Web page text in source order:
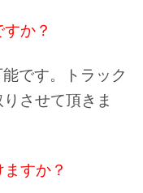
か？
です。トラック
させて頂きま
すか？